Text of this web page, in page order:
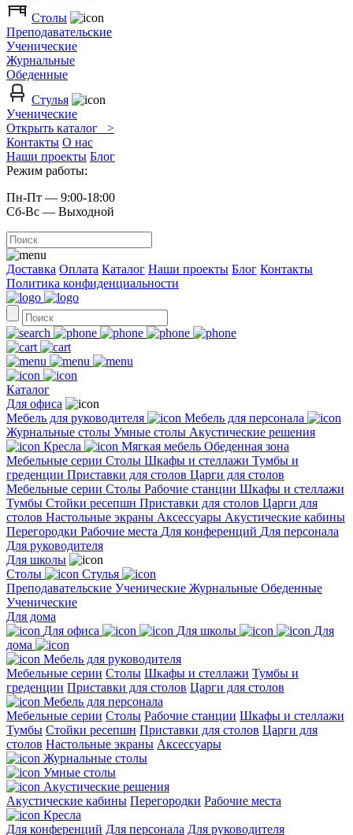
Столы
Преподавательские
Ученические
Журнальные
Обеденные
Стулья
Ученические
Открыть каталог >
Контакты О нас
Наши проекты Блог
Режим работы:
Пн-Пт — 9:00-18:00
Сб-Вс — Выходной
Доставка Оплата Каталог Наши проекты Блог Контакты
Политика конфиденциальности
Каталог
Для офиса
Мебель для руководителя
Мебель для персонала
Журнальные столы Умные столы Акустические решения
Кресла
Мягкая мебель Обеденная зона
Мебельные серии Столы Шкафы и стеллажи Тумбы и
греденции Приставки для столов Царги для столов
Мебельные серии Столы Рабочие станции Шкафы и стеллажи
Тумбы Стойки ресепшн Приставки для столов Царги для
столов Настольные экраны Аксессуары Акустические кабины
Перегородки Рабочие места Для конференций Для персонала
Для руководителя
Для школы
Столы
Стулья
Преподавательские Ученические Журнальные Обеденные
Ученические
Для дома
Для офиса
Для школы
Для
дома
Мебель для руководителя
Мебельные серии Столы Шкафы и стеллажи Тумбы и
греденции Приставки для столов Царги для столов
Мебель для персонала
Мебельные серии Столы Рабочие станции Шкафы и стеллажи
Тумбы Стойки ресепшн Приставки для столов Царги для
столов Настольные экраны Аксессуары
Журнальные столы
Умные столы
Акустические решения
Акустические кабины Перегородки Рабочие места
Кресла
Для конференций Для персонала Для руководителя